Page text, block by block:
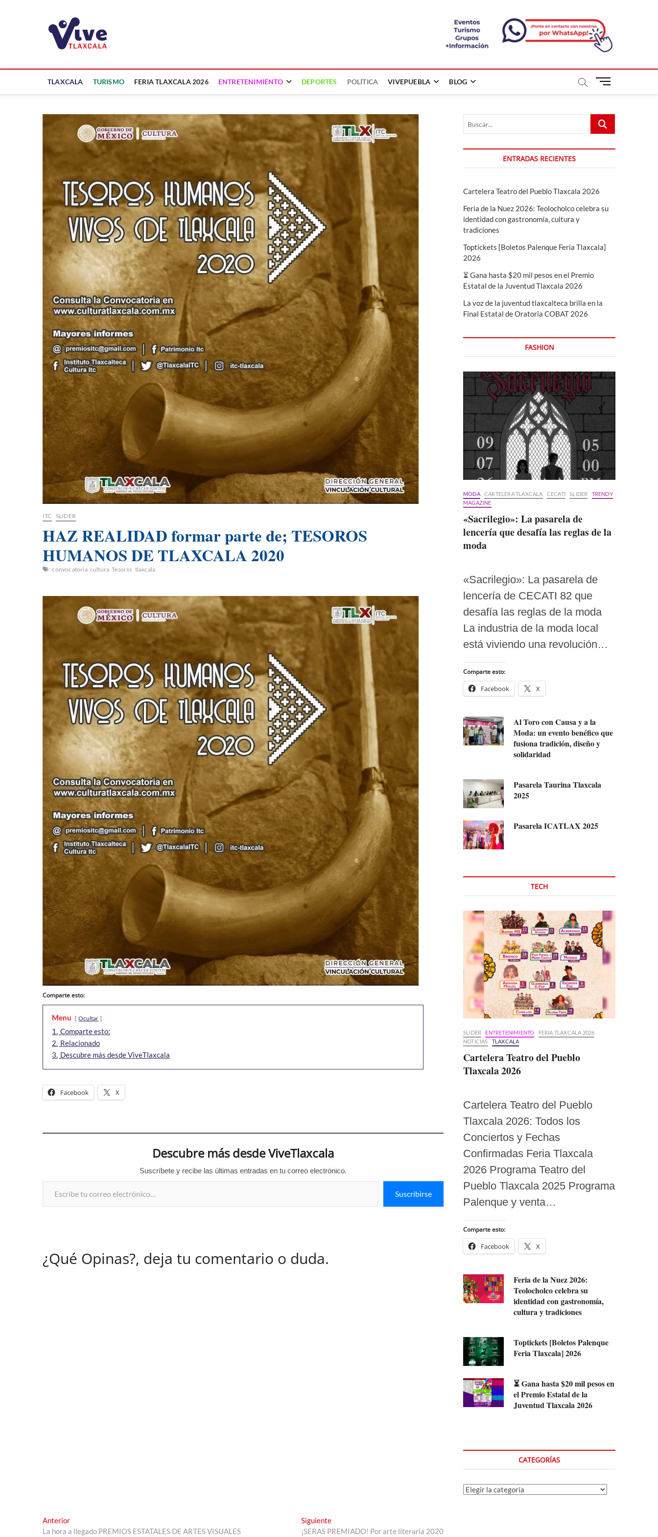
TLAXCALA TURISMO FERIA TLAXCALA 2026 ENTRETENIMIENTO DEPORTES POLÍTICA VIVEPUEBLA BLOG
B
ó
n
d
e
ITC SLIDER
HAZ REALIDAD formar parte de; TESOROS
HUMANOS DE TLAXCALA 2020
convocatoria cultura Tesoros tlaxcala
Comparte esto:
Menu Ocultar
1. Comparte esto:
2. Relacionado
3. Descubre más desde ViveTlaxcala
Facebook X
Descubre más desde ViveTlaxcala
Suscríbete y recibe las últimas entradas en tu correo electrónico.
Escribe tu correo electrónico…
Suscribirse
¿Qué Opinas?, deja tu comentario o duda.
Navegación
AnteriorEntrada
anterior:
La hora a llegado PREMIOS ESTATALES DE ARTES VISUALES
SiguienteEntrada
siguiente:
¡SERAS PREMIADO! Por arte literaria 2020
Buscar...
ENTRADAS RECIENTES
Cartelera Teatro del Pueblo Tlaxcala 2026
Feria de la Nuez 2026: Teolocholco celebra su
identidad con gastronomía, cultura y
tradiciones
Toptickets [Boletos Palenque Feria Tlaxcala]
2026
⏳ Gana hasta $20 mil pesos en el Premio
Estatal de la Juventud Tlaxcala 2026
La voz de la juventud tlaxcalteca brilla en la
Final Estatal de Oratoria COBAT 2026
FASHION
MODA CARTELERA TLAXCALA CECATI SLIDER
TRENDY
MAGAZINE
«Sacrilegio»: La pasarela de
lencería que desafía las reglas de la
moda
«Sacrilegio»: La pasarela de
lencería de CECATI 82 que
desafía las reglas de la moda
La industria de la moda local
está viviendo una revolución…
Comparte esto:
Facebook X
Al Toro con Causa y a la
Moda: un evento benéfico que
fusiona tradición, diseño y
solidaridad
Pasarela Taurina Tlaxcala
2025
Pasarela ICATLAX 2025
TECH
SLIDER ENTRETENIMIENTO
FERIA TLAXCALA 2026
NOTICIAS
TLAXCALA
Cartelera Teatro del Pueblo
Tlaxcala 2026
Cartelera Teatro del Pueblo
Tlaxcala 2026: Todos los
Conciertos y Fechas
Confirmadas Feria Tlaxcala
2026 Programa Teatro del
Pueblo Tlaxcala 2025 Programa
Palenque y venta…
Comparte esto:
Facebook X
Feria de la Nuez 2026:
Teolocholco celebra su
identidad con gastronomía,
cultura y tradiciones
Toptickets [Boletos Palenque
Feria Tlaxcala] 2026
⏳ Gana hasta $20 mil pesos en
el Premio Estatal de la
Juventud Tlaxcala 2026
CATEGORÍAS
Categorías